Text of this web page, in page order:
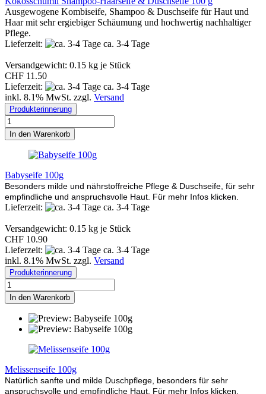
Ausgewogene Kombiseife, Shampoo & Duschseife für Haut und
Haar mit sehr ergiebiger Schäumung und hochwertig nachhaltiger
Pflege.
Lieferzeit:
ca. 3-4 Tage
Versandgewicht: 0.15 kg je Stück
CHF 11.50
Lieferzeit:
ca. 3-4 Tage
inkl. 8.1% MwSt. zzgl. Versand
Produkterinnerung
In den Warenkorb
Babyseife 100g
Besonders milde und nährstoffreiche Pflege & Duschseife, für sehr
empfindliche und anspruchsvolle Haut. Für mehr Infos klicken.
Lieferzeit: ca. 3-4 Tage
Versandgewicht: 0.15 kg je Stück
CHF 10.90
Lieferzeit:
ca. 3-4 Tage
inkl. 8.1% MwSt. zzgl. Versand
Produkterinnerung
In den Warenkorb
Melissenseife 100g
Natürlich sanfte und milde Duschpflege, besonders für sehr
anspruchsvolle und empfindliche Haut. Für mehr Infos klicken.